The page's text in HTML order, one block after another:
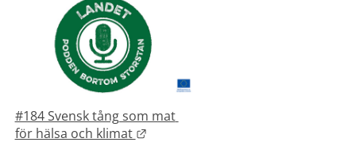
#184 Svensk tång som mat
för hälsa och klimat
Länk till annan webbplats.